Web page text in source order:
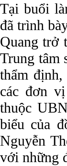
Tại buổi
đã trình
Quang trở
Trung tâm
thẩm
các đơn
thuộc
biểu của
Nguyễn
với những